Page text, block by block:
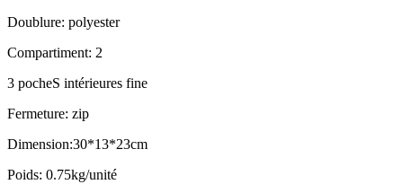
Doublure: polyester
Compartiment: 2
3 pocheS intérieures fine
Fermeture: zip
Dimension:30*13*23cm
Poids: 0.75kg/unité